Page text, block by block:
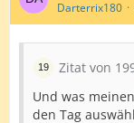
Darterrix180
Zitat von
Und was
den Tag